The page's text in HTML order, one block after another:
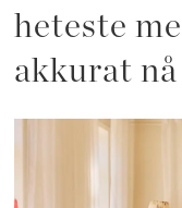
heteste
akkurat nå